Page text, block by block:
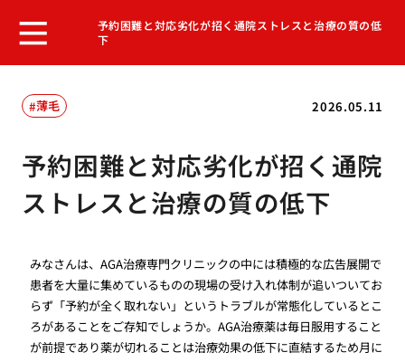
予約困難と対応劣化が招く通院ストレスと治療の質の低
下
2026.05.11
薄毛
予約困難と対応劣化が招く通院
ストレスと治療の質の低下
みなさんは、AGA治療専門クリニックの中には積極的な広告展開で
患者を大量に集めているものの現場の受け入れ体制が追いついてお
らず「予約が全く取れない」というトラブルが常態化しているとこ
ろがあることをご存知でしょうか。AGA治療薬は毎日服用すること
が前提であり薬が切れることは治療効果の低下に直結するため月に